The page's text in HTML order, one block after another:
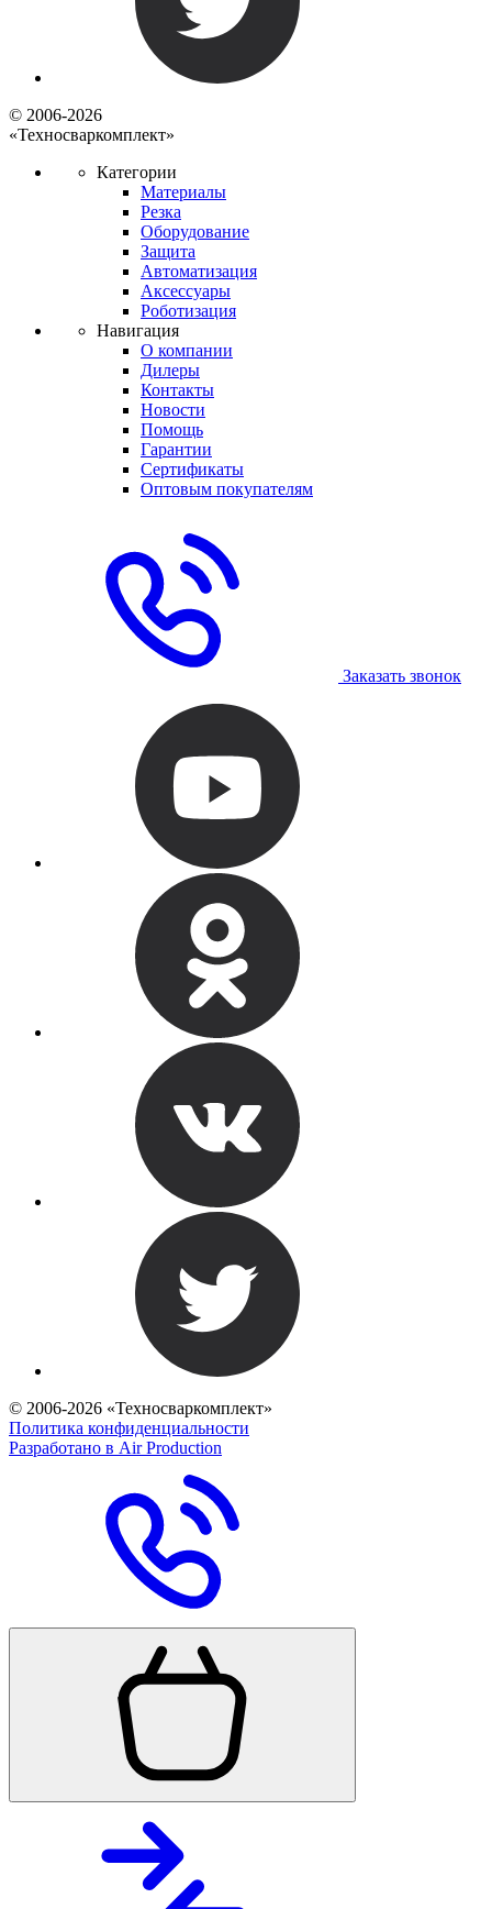
© 2006-2026
«Техносваркомплект»
Категории
Материалы
Резка
Оборудование
Защита
Автоматизация
Аксессуары
Роботизация
Навигация
О компании
Дилеры
Контакты
Новости
Помощь
Гарантии
Сертификаты
Оптовым покупателям
Заказать звонок
© 2006-2026 «Техносваркомплект»
Политика конфиденциальности
Разработано в Air Production